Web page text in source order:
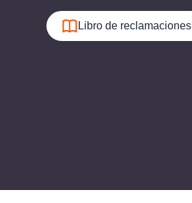
Libro de reclamaciones